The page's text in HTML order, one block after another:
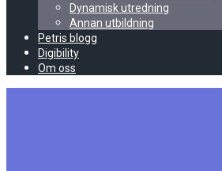
Dynamisk utredning
Annan utbildning
Petris blogg
Digibility
Om oss